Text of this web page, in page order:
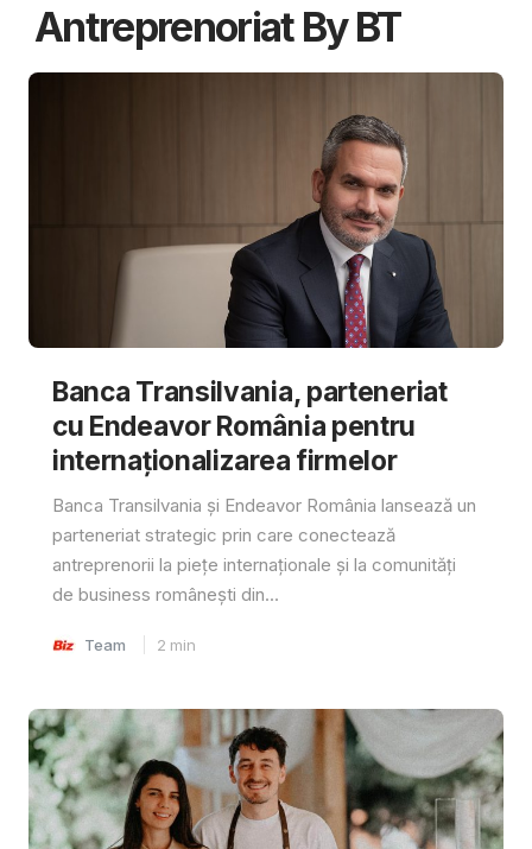
Antreprenoriat By BT
Banca Transilvania, parteneriat
cu Endeavor România pentru
internaționalizarea firmelor
Banca Transilvania și Endeavor România lansează un
parteneriat strategic prin care conectează
antreprenorii la piețe internaționale și la comunități
de business românești din...
Team 2 min